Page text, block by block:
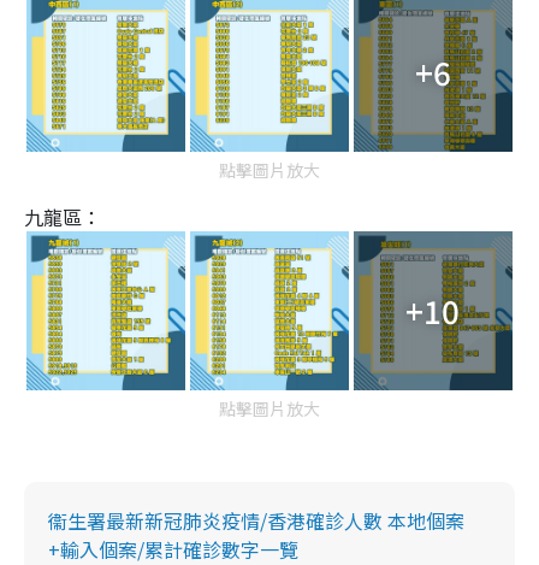
+6
點擊圖片放大
九龍區：
+10
點擊圖片放大
衞生署最新新冠肺炎疫情/香港確診人數 本地個案
+輸入個案/累計確診數字一覽